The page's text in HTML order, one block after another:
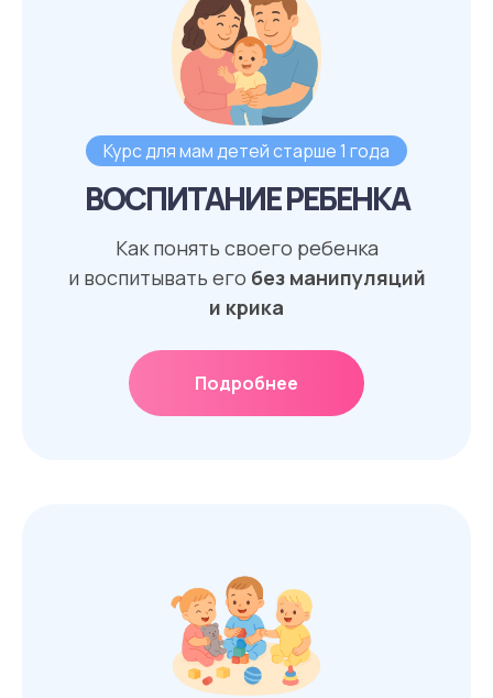
Курс для мам детей старше 1 года
ВОСПИТАНИЕ РЕБЕНКА
Как понять своего ребенка
и воспитывать его без манипуляций
и крика
Подробнее